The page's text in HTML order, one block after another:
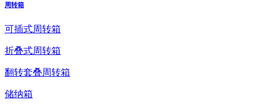
周转箱
可插式周转箱
折叠式周转箱
翻转套叠周转箱
储纳箱